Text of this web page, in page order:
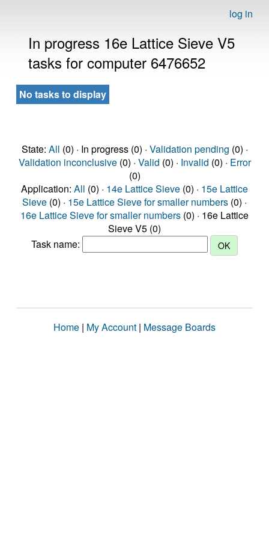
log in
In progress 16e Lattice Sieve V5
tasks for computer 6476652
No tasks to display
State: All (0) · In progress (0) · Validation pending (0) ·
Validation inconclusive(0) · Valid (0) · Invalid (0) · Error
(0)
Application: All (0) · 14e Lattice Sieve (0) · 15e Lattice
Sieve (0) · 15e Lattice Sieve for smaller numbers (0) ·
16e Lattice Sieve for smaller numbers (0) · 16e Lattice
Sieve V5 (0)
Task name:
Home | My Account | Message Boards